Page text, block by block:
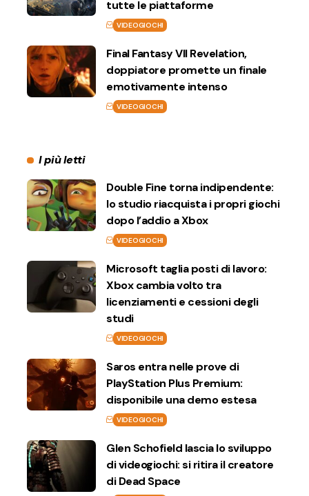
tutte le piattaforme
VIDEOGIOCHI
Final Fantasy VII Revelation,
doppiatore promette un finale
emotivamente intenso
VIDEOGIOCHI
I più letti
Double Fine torna indipendente:
lo studio riacquista i propri giochi
dopo l’addio a Xbox
VIDEOGIOCHI
Microsoft taglia posti di lavoro:
Xbox cambia volto tra
licenziamenti e cessioni degli
studi
VIDEOGIOCHI
Saros entra nelle prove di
PlayStation Plus Premium:
disponibile una demo estesa
VIDEOGIOCHI
Glen Schofield lascia lo sviluppo
di videogiochi: si ritira il creatore
di Dead Space